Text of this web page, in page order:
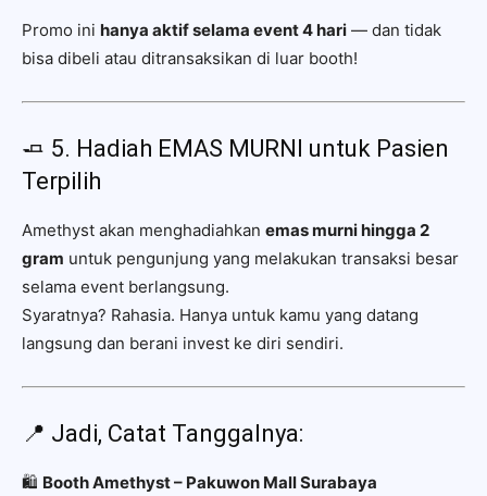
Promo ini hanya aktif selama event 4 hari — dan tidak
bisa dibeli atau ditransaksikan di luar booth!
🧈 5. Hadiah EMAS MURNI untuk Pasien
Terpilih
Amethyst akan menghadiahkan emas murni hingga 2
gram untuk pengunjung yang melakukan transaksi besar
selama event berlangsung.
Syaratnya? Rahasia. Hanya untuk kamu yang datang
langsung dan berani invest ke diri sendiri.
📍 Jadi, Catat Tanggalnya:
🛍️ Booth Amethyst – Pakuwon Mall Surabaya